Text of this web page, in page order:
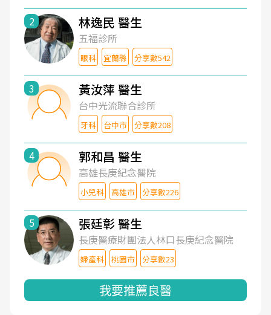
2 林逸民 醫生
五福診所
眼科 宜蘭縣 分享數542
3 黃汝萍 醫生
台中光流聯合診所
牙科 台中市 分享數208
4 郭和昌 醫生
高雄長庚紀念醫院
小兒科 高雄市 分享數226
5 張廷彰 醫生
長庚醫療財團法人林口長庚紀念醫院
婦產科 桃園市 分享數23
我要推薦良醫